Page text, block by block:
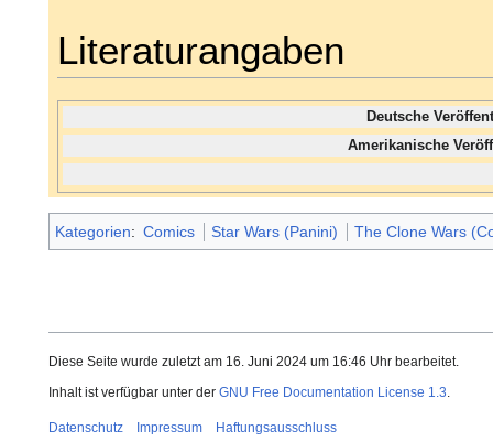
Literaturangaben
Deutsche
Amerikanische
Kategorien: Comics Star Wars (Panini) The Clone Wars
Diese Seite wurde zuletzt am 16. Juni 2024 um 16:46 Uhr bearbeitet.
Inhalt ist verfügbar unter der GNU Free Documentation License 1.3.
Datenschutz Impressum Haftungsausschluss